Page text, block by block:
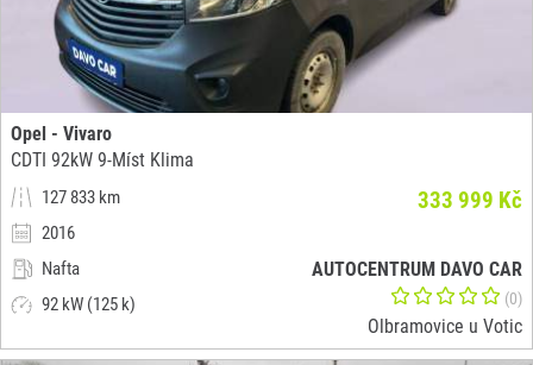
Opel - Vivaro
CDTI 92kW 9-Míst Klima
127 833 km
2016
Nafta
92 kW (125 k)
333 999 Kč
AUTOCENTRUM DAVO CAR
(0)
Olbramovice u Votic